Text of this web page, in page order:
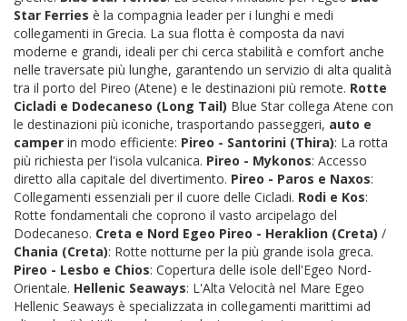
Star Ferries è la compagnia leader per i lunghi e medi
collegamenti in Grecia. La sua flotta è composta da navi
moderne e grandi, ideali per chi cerca stabilità e comfort anche
nelle traversate più lunghe, garantendo un servizio di alta qualità
tra il porto del Pireo (Atene) e le destinazioni più remote. Rotte
Cicladi e Dodecaneso (Long Tail) Blue Star collega Atene con
le destinazioni più iconiche, trasportando passeggeri, auto e
camper in modo efficiente: Pireo - Santorini (Thira): La rotta
più richiesta per l'isola vulcanica. Pireo - Mykonos: Accesso
diretto alla capitale del divertimento. Pireo - Paros e Naxos:
Collegamenti essenziali per il cuore delle Cicladi. Rodi e Kos:
Rotte fondamentali che coprono il vasto arcipelago del
Dodecaneso. Creta e Nord Egeo Pireo - Heraklion (Creta) /
Chania (Creta): Rotte notturne per la più grande isola greca.
Pireo - Lesbo e Chios: Copertura delle isole dell'Egeo Nord-
Orientale. Hellenic Seaways: L'Alta Velocità nel Mare Egeo
Hellenic Seaways è specializzata in collegamenti marittimi ad